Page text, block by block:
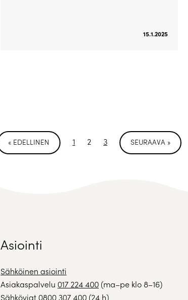
15.1.2025
« EDELLINEN 1 2 3 SEURAAVA »
Asiointi
Sähköinen asiointi
Asiakaspalvelu 017 224 400(ma–pe klo 8–16)
Sähköviat 0800 307 400(24 h)